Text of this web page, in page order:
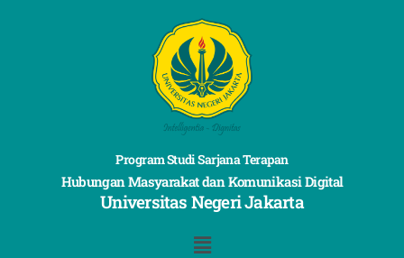
Program Studi Sarjana Terapan
Hubungan Masyarakat dan Komunikasi Digital
Universitas Negeri Jakarta